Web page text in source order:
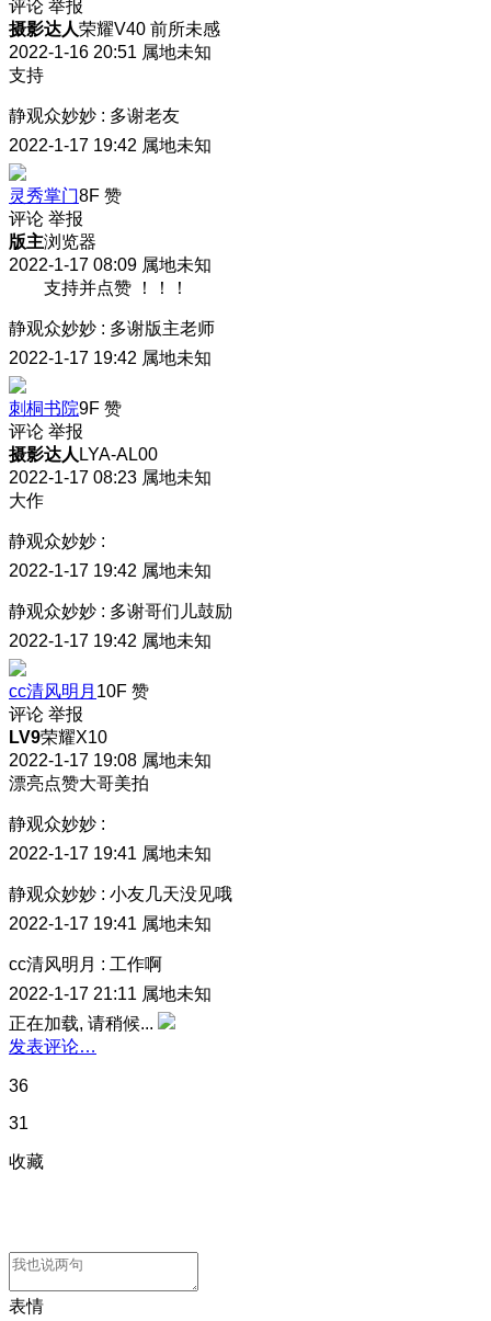
评论 举报
摄影达人荣耀V40 前所未感
2022-1-16 20:51 属地未知
支持
静观众妙妙 : 多谢老友
2022-1-17 19:42 属地未知
灵秀掌门8F 赞
评论 举报
版主浏览器
2022-1-17 08:09 属地未知
支持并点赞 ！！！
静观众妙妙 : 多谢版主老师
2022-1-17 19:42 属地未知
刺桐书院9F 赞
评论 举报
摄影达人 LYA-AL00
2022-1-17 08:23 属地未知
大作
静观众妙妙 :
2022-1-17 19:42 属地未知
静观众妙妙 : 多谢哥们儿鼓励
2022-1-17 19:42 属地未知
cc清风明月 10F 赞
评论 举报
LV9荣耀X10
2022-1-17 19:08 属地未知
漂亮点赞大哥美拍
静观众妙妙 :
2022-1-17 19:41 属地未知
静观众妙妙 : 小友几天没见哦
2022-1-17 19:41 属地未知
cc清风明月 : 工作啊
2022-1-17 21:11 属地未知
正在加载, 请稍候...
发表评论…
36
31
收藏
表情